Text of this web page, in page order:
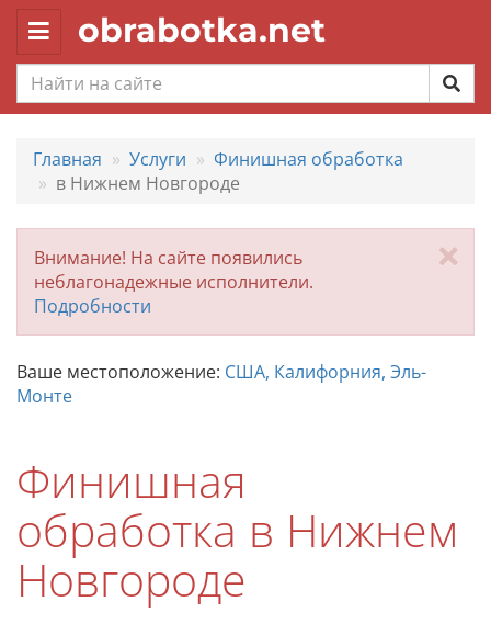
Toggle
navigation
obrabotka.net
Главная Услуги
Финишная обработка
в Нижнем Новгороде
Внимание! На сайте появились
неблагонадежные исполнители.
Подробности
Ваше местоположение: США, Калифорния, Эль-
Монте
Финишная
обработка в Нижнем
Новгороде